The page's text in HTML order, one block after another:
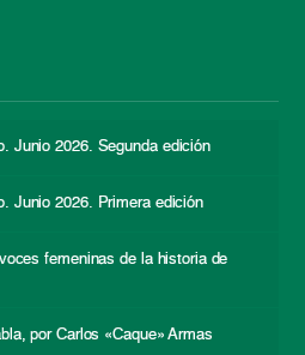
Junio 2026. Segunda edición
Junio 2026. Primera edición
femeninas de la historia de
por Carlos «Caque» Armas